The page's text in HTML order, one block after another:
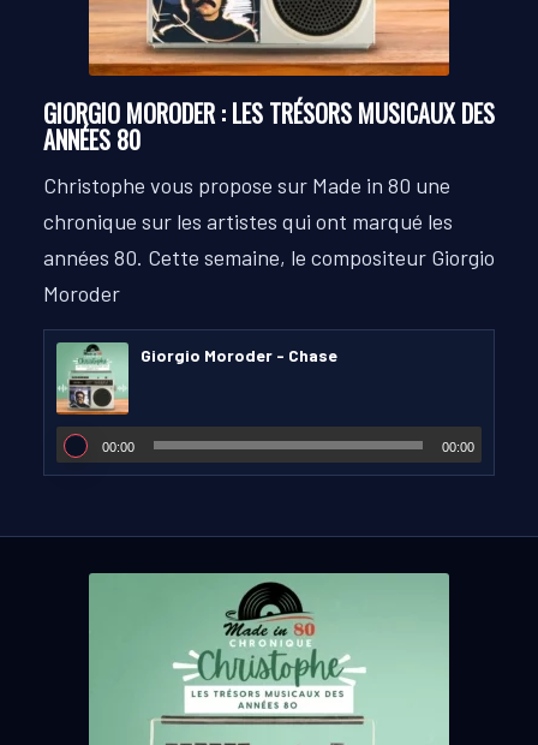
GIORGIO MORODER : LES TRÉSORS MUSICAUX DES
ANNÉES 80
Christophe vous propose sur Made in 80 une
chronique sur les artistes qui ont marqué les
années 80. Cette semaine, le compositeur Giorgio
Moroder
Giorgio Moroder - Chase
00:00 00:00